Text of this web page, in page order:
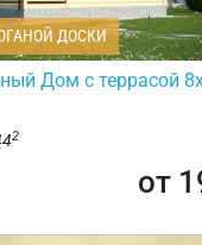
ДОСКИ
Дом с террасой
2
от